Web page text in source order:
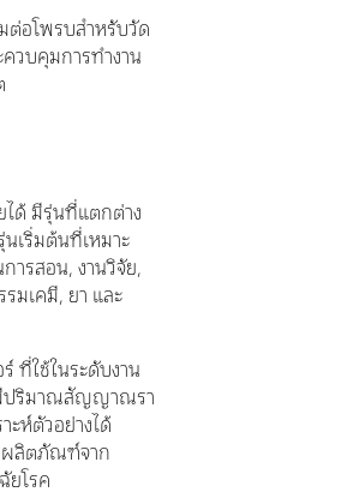
มต่อโพรบสำหรับวัด
วบคุมการทำงาน
ได้ มีรุ่นที่แตกต่าง
นเริ่มต้นที่เหมาะ
ารสอน, งานวิจัย,
มเคมี, ยา และ
ที่ใช้ในระดับงาน
มีปริมาณสัญญาณรา
ะห์ตัวอย่างได้
ผลิตภัณฑ์จาก
ยโรค